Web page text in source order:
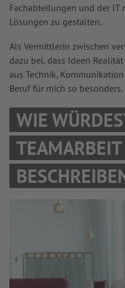
Fachabteilungen und der IT
Lösungen zu gestalten.
Als Vermittlerin zwischen
dazu bei, dass Ideen
aus Technik,
Beruf für mich so besonders.
WIE